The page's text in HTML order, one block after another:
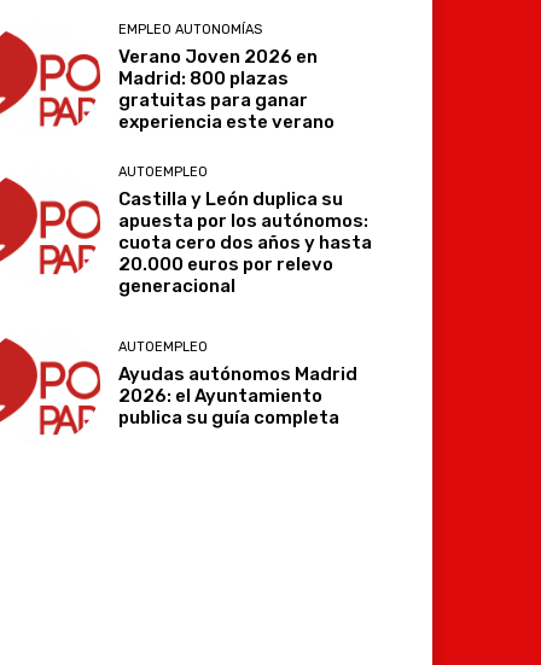
EMPLEO AUTONOMÍAS
Verano Joven 2026 en
Madrid: 800 plazas
gratuitas para ganar
experiencia este verano
AUTOEMPLEO
Castilla y León duplica su
apuesta por los autónomos:
cuota cero dos años y hasta
20.000 euros por relevo
generacional
AUTOEMPLEO
Ayudas autónomos Madrid
2026: el Ayuntamiento
publica su guía completa